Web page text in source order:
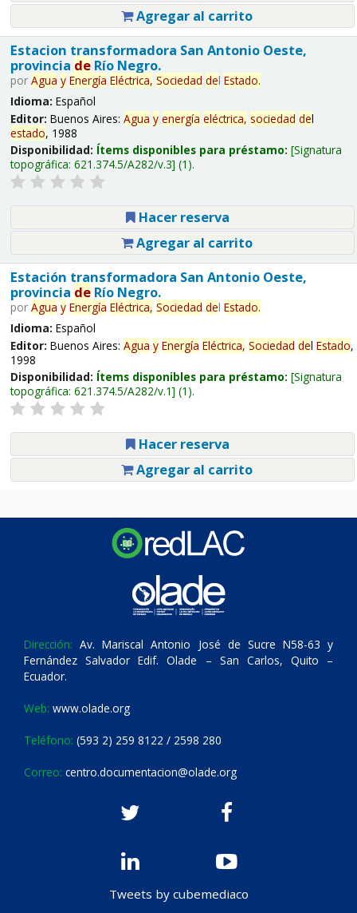
Agregar al carrito
Estacion transformadora San Antonio Oeste,
provincia deRío Negro.
por Agua y Energía Eléctrica, Sociedad del Estado.
Idioma: Español
Editor: Buenos Aires: Agua y energía eléctrica, sociedad del
estado, 1988
Disponibilidad: Ítems disponibles para préstamo: Signatura
topográfica: 621.374.5/A282/v.3 (1).
Hacer reserva
Agregar al carrito
Estación transformadora San Antonio Oeste,
provincia deRío Negro.
por Agua y Energía Eléctrica, Sociedad del Estado.
Idioma: Español
Editor: Buenos Aires: Agua y Energía Eléctrica, Sociedad del Estado,
1998
Disponibilidad: Ítems disponibles para préstamo: Signatura
topográfica: 621.374.5/A282/v.1 (1).
Hacer reserva
Agregar al carrito
Dirección: Av. Mariscal Antonio José de Sucre N58-63 y
Fernández Salvador Edif. Olade – San Carlos, Quito –
Ecuador.
Web: www.olade.org
Teléfono: (593 2) 259 8122 / 2598 280
Correo: centro.documentacion@olade.org
Tweets by cubemediaco